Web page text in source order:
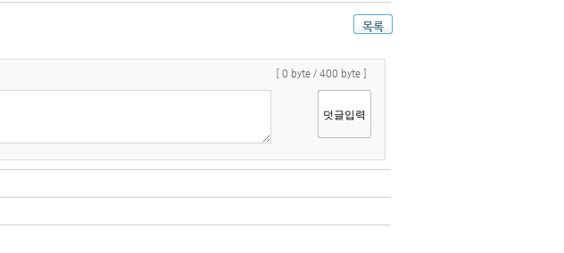
목록
[ 0 byte / 400 byte ]